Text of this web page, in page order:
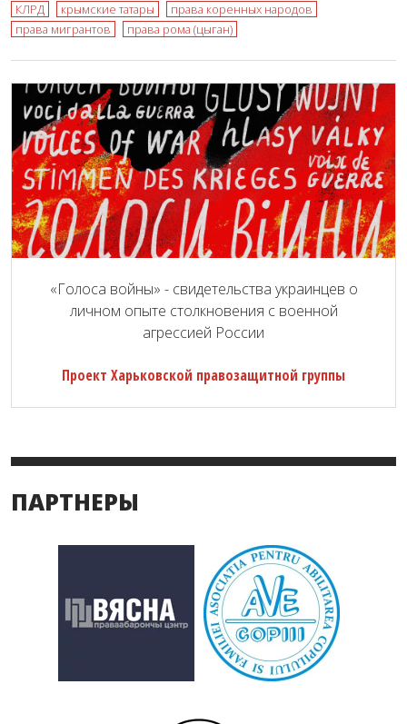
КЛРД крымские татары
права коренных народов
права мигрантов
права рома (цыган)
«Голоса войны» - свидетельства украинцев о
личном опыте столкновения с военной
агрессией России
Проект Харьковской правозащитной группы
ПАРТНЕРЫ